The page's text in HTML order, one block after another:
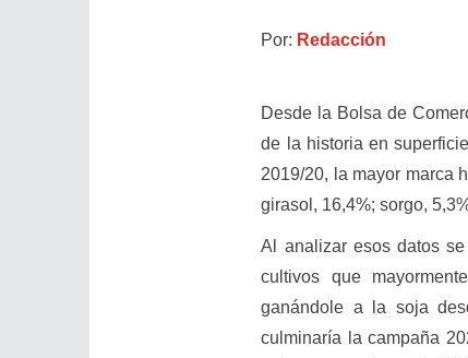
Por: Redacción
Desde la Bolsa de
de la historia en
2019/20, la mayor marca
girasol, 16,4%; sorgo,
Al analizar esos datos
cultivos que
ganándole a la soja
culminaría la campaña